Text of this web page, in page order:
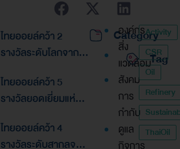
ไทยออยล์คว้า 2
รางวัลระดับโลกจาก
Finance Awards
2026ตอกย้ำความเป็น
เลิศด้านการบริหาร
การเงินและการระดม
ไทยออยล์คว้า 5
รางวัลยอดเยี่ยมแห่ง
รางวัล “Asian
ไทยออยล์คว้า 4
รางวัลระดับสากลจาก
Category
องค์กร
สิ่ง
แวดล้อม
สังคม
การ
กำกับ
ดูแล
Tag
Activity
CSR
Oil
Refinery
ThaiOil